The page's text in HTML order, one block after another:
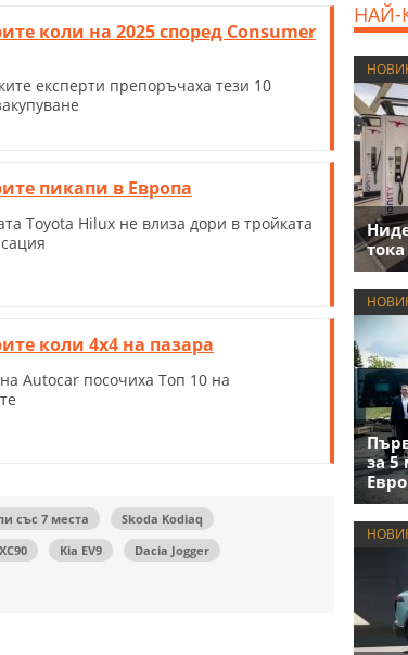
коли на 2025 според Consumer
експерти препоръчаха тези 10
пикапи в Европа
Toyota Hilux не влиза дори в тройката
коли 4x4 на пазара
Autocar посочиха Топ 10 на
със 7 места
Skoda Kodiaq
Kia EV9
Dacia Jogger
НАЙ-
за 5